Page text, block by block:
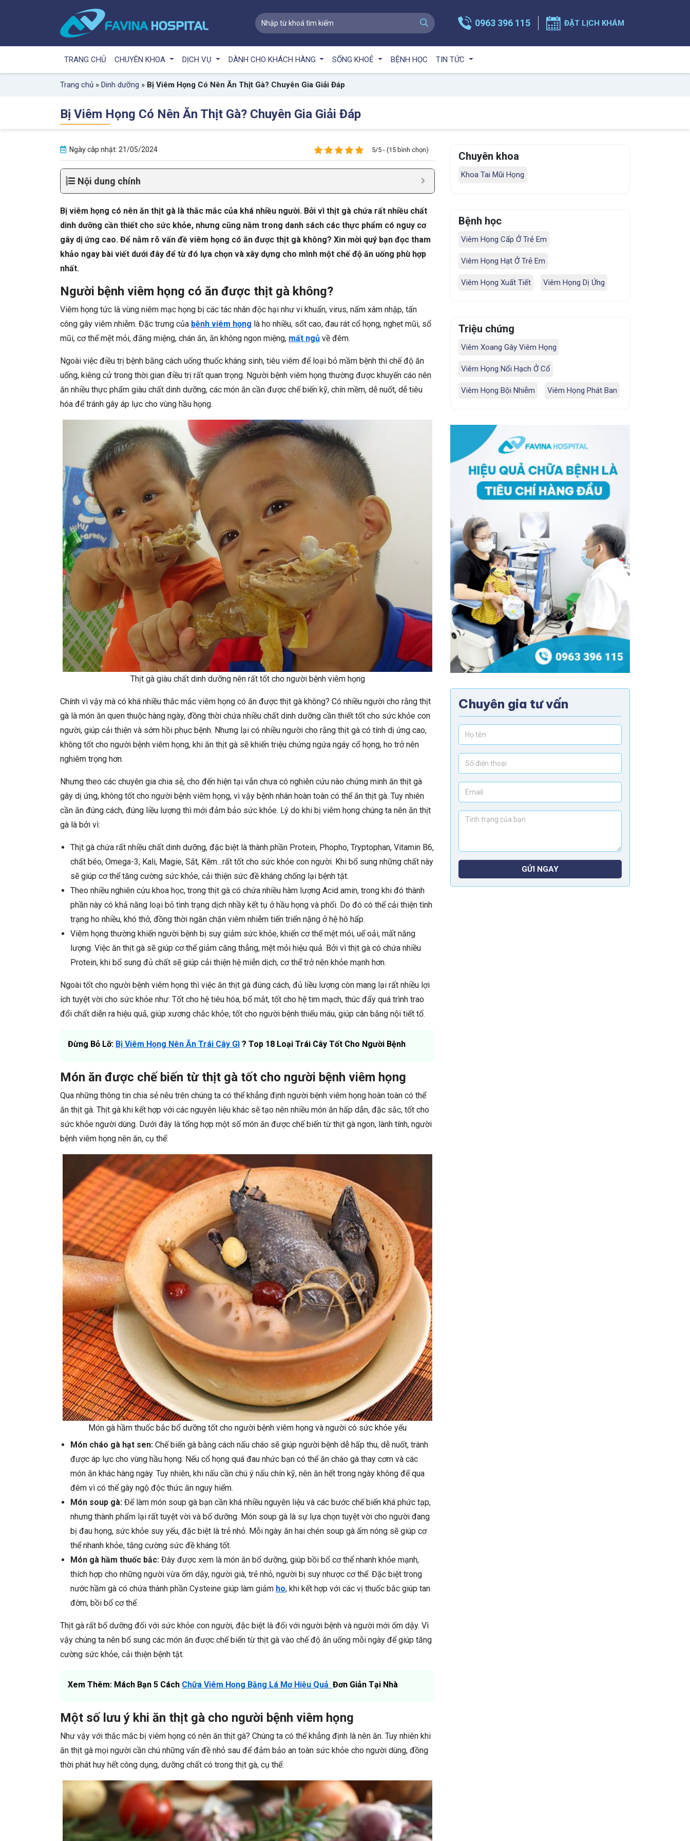
0963 396 115 ĐẶT LỊCH KHÁM
TRANG CHỦ CHUYÊN KHOA DỊCH VỤ DÀNH CHO KHÁCH HÀNG SỐNG KHOẺ BỆNH HỌC TIN TỨC
Trang chủ » Dinh dưỡng » Bị Viêm Họng Có Nên Ăn Thịt Gà? Chuyên Gia Giải Đáp
Bị Viêm Họng Có Nên Ăn Thịt Gà? Chuyên Gia Giải Đáp
Ngày câp nhật: 21/05/2024 5/5 - (15 bình chọn)
Nội dung chính
Bị viêm họng có nên ăn thịt gà là thắc mắc của khá nhiều người. Bởi vì thịt gà chứa rất nhiều chất
dinh dưỡng cần thiết cho sức khỏe, nhưng cũng nằm trong danh sách các thực phẩm có nguy cơ
gây dị ứng cao. Để nắm rõ vấn đề viêm họng có ăn được thịt gà không? Xin mời quý bạn đọc tham
khảo ngay bài viết dưới đây để từ đó lựa chọn và xây dựng cho mình một chế độ ăn uống phù hợp
nhất.
Người bệnh viêm họng có ăn được thịt gà không?
Viêm họng tức là vùng niêm mạc họng bị các tác nhân độc hại như vi khuẩn, virus, nấm xâm nhập, tấn
công gây viêm nhiễm. Đặc trưng của bệnh viêm họng là ho nhiều, sốt cao, đau rát cổ họng, nghẹt mũi, sổ
mũi, cơ thể mệt mỏi, đắng miệng, chán ăn, ăn không ngon miệng, mất ngủ về đêm.
Ngoài việc điều trị bệnh bằng cách uống thuốc kháng sinh, tiêu viêm để loại bỏ mầm bệnh thì chế độ ăn
uống, kiêng cử trong thời gian điều trị rất quan trọng. Người bệnh viêm họng thường được khuyến cáo nên
ăn nhiều thực phẩm giàu chất dinh dưỡng, các món ăn cần được chế biến kỹ, chín mềm, dễ nuốt, dễ tiêu
hóa để tránh gây áp lực cho vùng hầu họng.
Thịt gà giàu chất dinh dưỡng nên rất tốt cho người bệnh viêm họng
Chính vì vậy mà có khá nhiều thắc mắc viêm họng có ăn được thịt gà không? Có nhiều người cho rằng thịt
gà là món ăn quen thuộc hàng ngày, đồng thời chứa nhiều chất dinh dưỡng cần thiết tốt cho sức khỏe con
người, giúp cải thiện và sớm hồi phục bệnh. Nhưng lại có nhiều người cho rằng thịt gà có tính dị ứng cao,
không tốt cho người bệnh viêm họng, khi ăn thịt gà sẽ khiến triệu chứng ngứa ngáy cổ họng, ho trở nên
nghiêm trọng hơn.
Nhưng theo các chuyên gia chia sẻ, cho đến hiện tại vẫn chưa có nghiên cứu nào chứng minh ăn thịt gà
gây dị ứng, không tốt cho người bệnh viêm họng, vì vậy bệnh nhân hoàn toàn có thể ăn thịt gà. Tuy nhiên
cần ăn đúng cách, đúng liều lượng thì mới đảm bảo sức khỏe. Lý do khi bị viêm họng chúng ta nên ăn thịt
gà là bởi vì:
Thịt gà chứa rất nhiều chất dinh dưỡng, đặc biệt là thành phần Protein, Phopho, Tryptophan, Vitamin B6,
chất béo, Omega-3, Kali, Magie, Sắt, Kẽm…rất tốt cho sức khỏe con người. Khi bổ sung những chất này
sẽ giúp cơ thể tăng cường sức khỏe, cải thiện sức đề kháng chống lại bệnh tật.
Theo nhiều nghiên cứu khoa học, trong thịt gà có chứa nhiều hàm lượng Acid amin, trong khi đó thành
phần này có khả năng loại bỏ tình trạng dịch nhầy kết tụ ở hầu họng và phổi. Do đó có thể cải thiện tình
trạng ho nhiều, khó thở, đồng thời ngăn chặn viêm nhiễm tiến triển nặng ở hệ hô hấp.
Viêm họng thường khiến người bệnh bị suy giảm sức khỏe, khiến cơ thể mệt mỏi, uể oải, mất năng
lượng. Việc ăn thịt gà sẽ giúp cơ thể giảm căng thẳng, mệt mỏi hiệu quả. Bởi vì thịt gà có chứa nhiều
Protein, khi bổ sung đủ chất sẽ giúp cải thiện hệ miễn dịch, cơ thể trở nên khỏe mạnh hơn.
Ngoài tốt cho người bệnh viêm họng thì việc ăn thịt gà đúng cách, đủ liều lượng còn mang lại rất nhiều lợi
ích tuyệt vời cho sức khỏe như: Tốt cho hệ tiêu hóa, bổ mắt, tốt cho hệ tim mạch, thúc đẩy quá trình trao
đổi chất diễn ra hiệu quả, giúp xương chắc khỏe, tốt cho người bệnh thiếu máu, giúp cân bằng nội tiết tố.
Đừng Bỏ Lỡ: Bị Viêm Họng Nên Ăn Trái Cây Gì ? Top 18 Loại Trái Cây Tốt Cho Người Bệnh
Món ăn được chế biến từ thịt gà tốt cho người bệnh viêm họng
Qua những thông tin chia sẻ nêu trên chúng ta có thể khẳng định người bệnh viêm họng hoàn toàn có thể
ăn thịt gà. Thịt gà khi kết hợp với các nguyên liệu khác sẽ tạo nên nhiều món ăn hấp dẫn, đặc sắc, tốt cho
sức khỏe người dùng. Dưới đây là tổng hợp một số món ăn được chế biến từ thịt gà ngon, lành tính, người
bệnh viêm họng nên ăn, cụ thể:
Món gà hầm thuốc bắc bổ dưỡng tốt cho người bệnh viêm họng và người có sức khỏe yếu
Món cháo gà hạt sen: Chế biến gà bằng cách nấu cháo sẽ giúp người bệnh dễ hấp thu, dễ nuốt, tránh
được áp lực cho vùng hầu họng. Nếu cổ họng quá đau nhức bạn có thể ăn cháo gà thay cơm và các
món ăn khác hàng ngày. Tuy nhiên, khi nấu cần chú ý nấu chín kỹ, nên ăn hết trong ngày không để qua
đêm vì có thể gây ngộ độc thức ăn nguy hiểm.
Món soup gà: Để làm món soup gà bạn cần khá nhiều nguyên liệu và các bước chế biến khá phức tạp,
nhưng thành phẩm lại rất tuyệt vời và bổ dưỡng. Món soup gà là sự lựa chọn tuyệt vời cho người đang
bị đau họng, sức khỏe suy yếu, đặc biệt là trẻ nhỏ. Mỗi ngày ăn hai chén soup gà ấm nóng sẽ giúp cơ
thể nhanh khỏe, tăng cường sức đề kháng tốt.
Món gà hầm thuốc bắc: Đây được xem là món ăn bổ dưỡng, giúp bồi bổ cơ thể nhanh khỏe mạnh,
thích hợp cho những người vừa ốm dậy, người già, trẻ nhỏ, người bị suy nhược cơ thể. Đặc biệt trong
nước hầm gà có chứa thành phần Cysteine giúp làm giảm ho, khi kết hợp với các vị thuốc bắc giúp tan
đờm, bồi bổ cơ thể.
Thịt gà rất bổ dưỡng đối với sức khỏe con người, đặc biệt là đối với người bệnh và người mới ốm dậy. Vì
vậy chúng ta nên bổ sung các món ăn được chế biến từ thịt gà vào chế độ ăn uống mỗi ngày để giúp tăng
cường sức khỏe, cải thiện bệnh tật.
Xem Thêm: Mách Bạn 5 Cách Chữa Viêm Họng Bằng Lá Mơ Hiệu Quả Đơn Giản Tại Nhà
Một số lưu ý khi ăn thịt gà cho người bệnh viêm họng
Như vậy với thắc mắc bị viêm họng có nên ăn thịt gà? Chúng ta có thể khẳng định là nên ăn. Tuy nhiên khi
ăn thịt gà mọi người cần chú những vấn đề nhỏ sau để đảm bảo an toàn sức khỏe cho người dùng, đồng
thời phát huy hết công dụng, dưỡng chất có trong thịt gà, cụ thể:
Chuyên khoa
Khoa Tai Mũi Họng
Bệnh học
Viêm Họng Cấp Ở Trẻ Em
Viêm Họng Hạt Ở Trẻ Em
Viêm Họng Xuất Tiết Viêm Họng Dị Ứng
Triệu chứng
Viêm Xoang Gây Viêm Họng
Viêm Họng Nổi Hạch Ở Cổ
Viêm Họng Bội Nhiễm Viêm Họng Phát Ban
Chuyên gia tư vấn
GỬI NGAY